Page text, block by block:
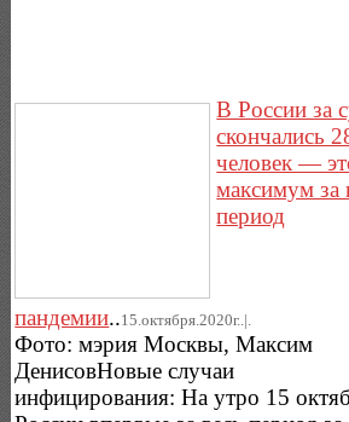
В России за
скончались
человек —
максимум за
период
пандемии..15.октября.2020г..|.
Фото: мэрия Москвы, Максим
ДенисовНовые случаи
инфицирования: На утро 15